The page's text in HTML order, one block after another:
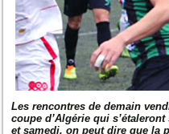
Les rencontres de demain
coupe d’Algérie qui
et samedi, on peut dire que la